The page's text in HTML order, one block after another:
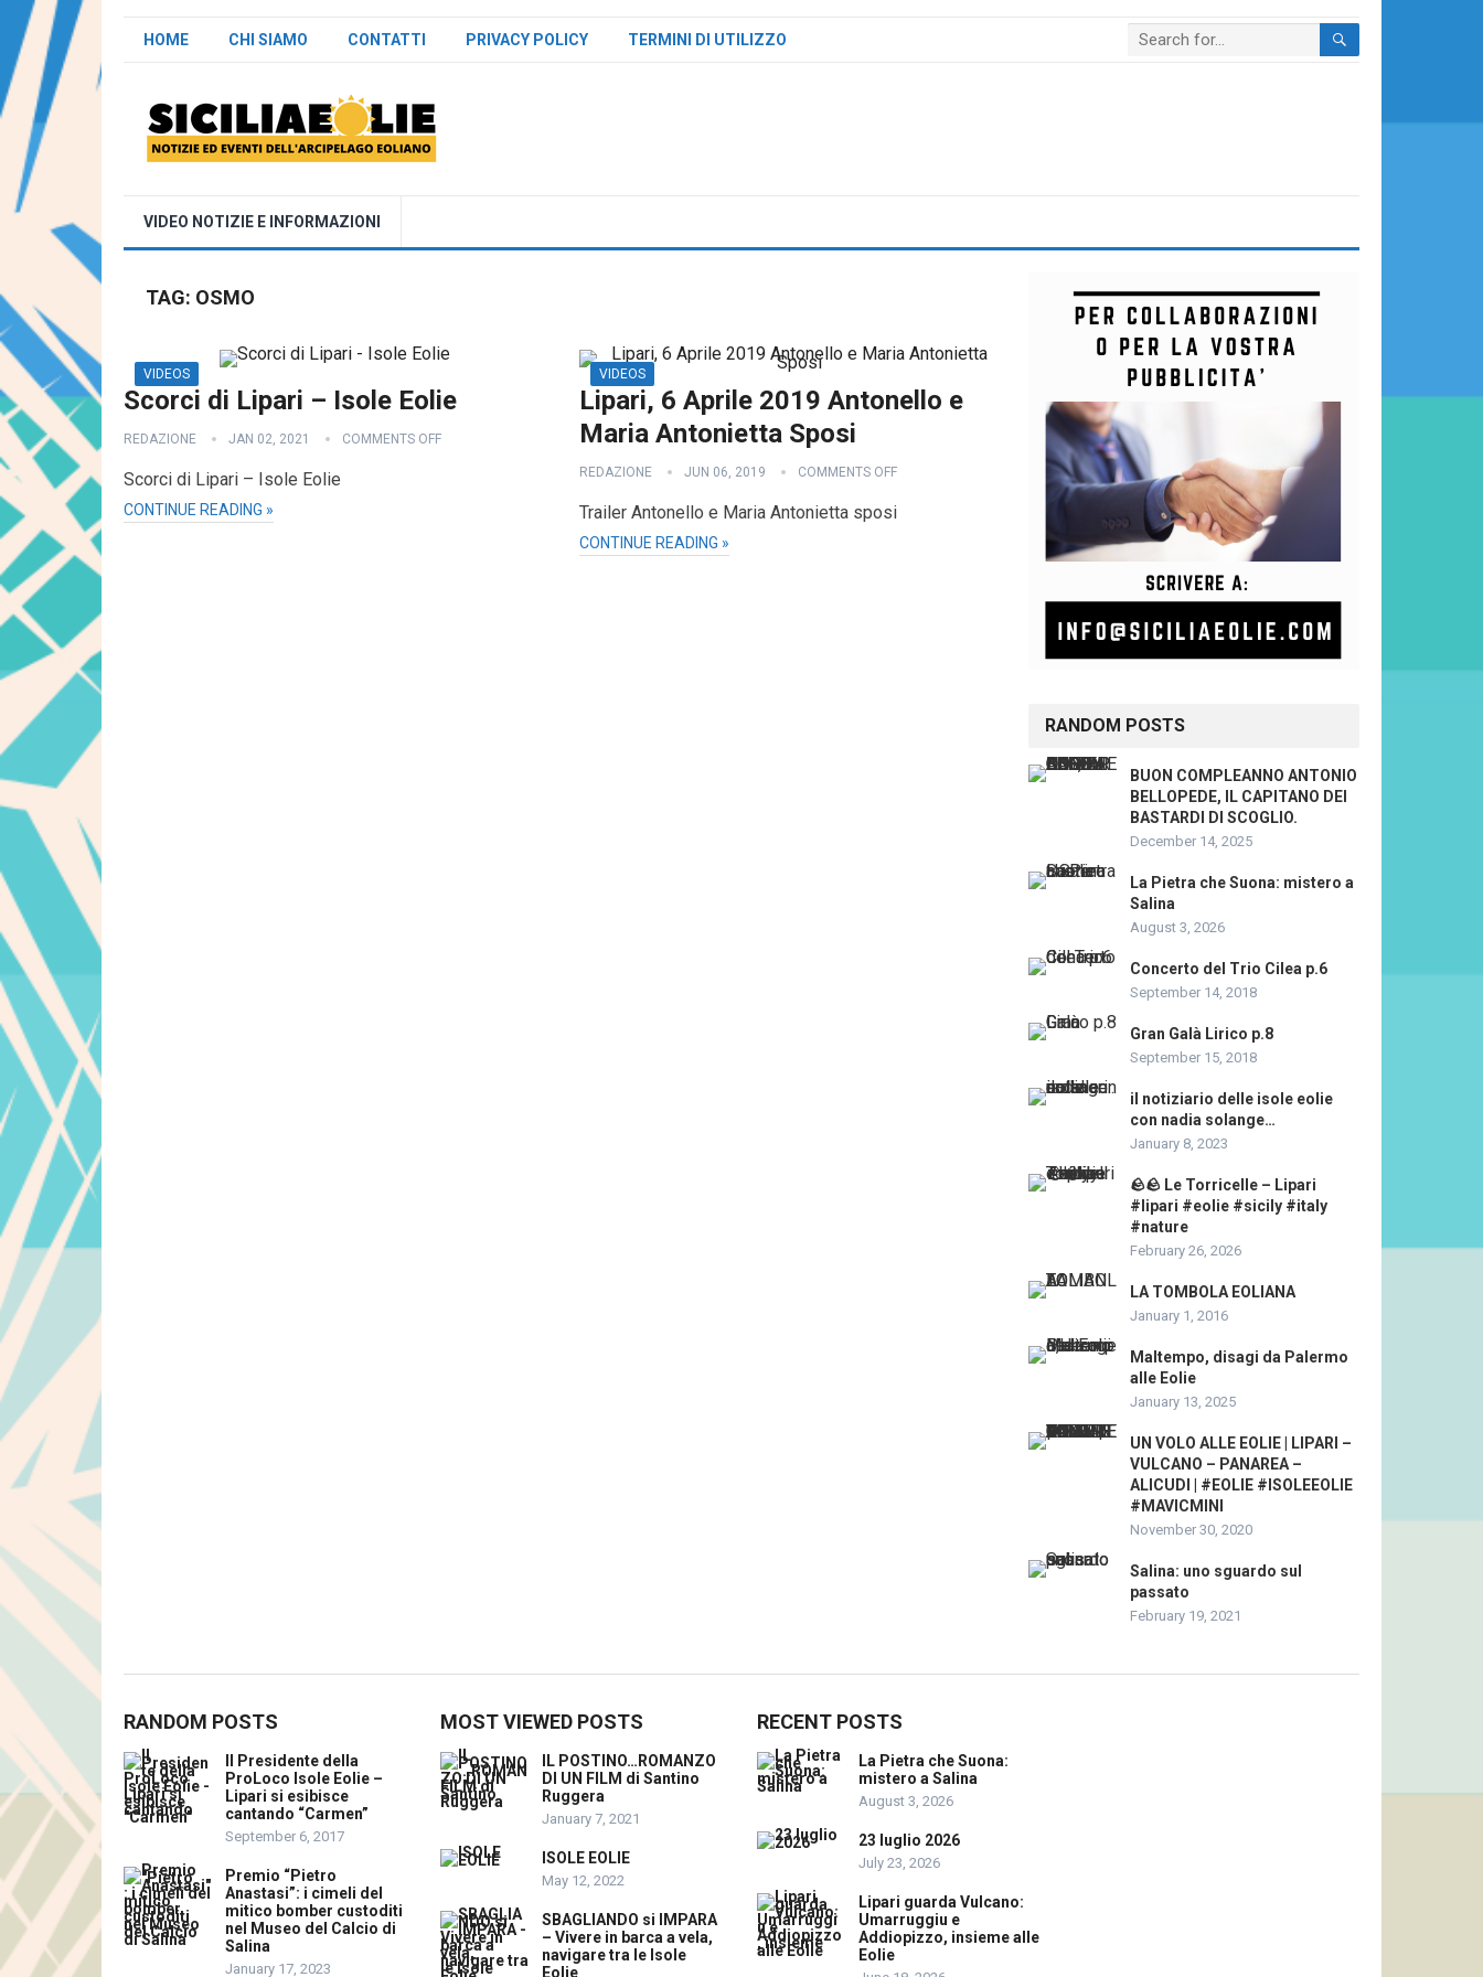
HOME CHI SIAMO CONTATTI PRIVACY POLICY TERMINI DI UTILIZZO
VIDEO NOTIZIE E INFORMAZIONI
TAG: OSMO
VIDEOS
Scorci di Lipari – Isole Eolie
REDAZIONE JAN 02, 2021 COMMENTS OFF
Scorci di Lipari – Isole Eolie
CONTINUE READING »
VIDEOS
Lipari, 6 Aprile 2019 Antonello e
Maria Antonietta Sposi
REDAZIONE JUN 06, 2019 COMMENTS OFF
Trailer Antonello e Maria Antonietta sposi
CONTINUE READING »
RANDOM POSTS
BUON COMPLEANNO ANTONIO
BELLOPEDE, IL CAPITANO DEI
BASTARDI DI SCOGLIO.
December 14, 2025
La Pietra che Suona: mistero a
Salina
August 3, 2026
Concerto del Trio Cilea p.6
September 14, 2018
Gran Galà Lirico p.8
September 15, 2018
il notiziario delle isole eolie
con nadia solange…
January 8, 2023
🪨🪨 Le Torricelle – Lipari
#lipari #eolie #sicily #italy
#nature
February 26, 2026
LA TOMBOLA EOLIANA
January 1, 2016
Maltempo, disagi da Palermo
alle Eolie
January 13, 2025
UN VOLO ALLE EOLIE | LIPARI –
VULCANO – PANAREA –
ALICUDI | #EOLIE #ISOLEEOLIE
#MAVICMINI
November 30, 2020
Salina: uno sguardo sul
passato
February 19, 2021
RANDOM POSTS
Il Presidente della
ProLoco Isole Eolie –
Lipari si esibisce
cantando “Carmen”
September 6, 2017
Premio “Pietro
Anastasi”: i cimeli del
mitico bomber custoditi
nel Museo del Calcio di
Salina
January 17, 2023
MOST VIEWED POSTS
IL POSTINO…ROMANZO
DI UN FILM di Santino
Ruggera
January 7, 2021
ISOLE EOLIE
May 12, 2022
SBAGLIANDO si IMPARA
– Vivere in barca a vela,
navigare tra le Isole
Eolie
RECENT POSTS
La Pietra che Suona:
mistero a Salina
August 3, 2026
23 luglio 2026
July 23, 2026
Lipari guarda Vulcano:
Umarruggiu e
Addiopizzo, insieme alle
Eolie